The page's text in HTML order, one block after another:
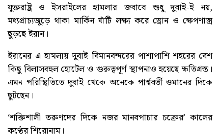
যুক্তরাষ্ট্র ও ইসরাইলের হামলার জবাবে শুধু দুবাই-ই নয়,
মধ্যপ্রাচ্যজুড়ে থাকা মার্কিন ঘাঁটি লক্ষ্য করে ড্রোন ও ক্ষেপণাস্ত্র
ছুড়ছে ইরান।
ইরানের এ হামলায় দুবাই বিমানবন্দরের পাশাপাশি শহরের বেশ
কিছু বিলাসবহুল হোটেল ও গুরুত্বপূর্ণ স্থাপনাও হয়েছে ক্ষতিগ্রস্ত।
এমন পরিস্থিতিতে দুবাই থেকে অনেকে পার্শ্ববর্তী ওমানের দিকে
ছুটছেন।
‘শক্তিশালী তরুণদের দিকে নজর মানবপাচার চক্রের’ কালের
কণ্ঠের শিরোনাম।